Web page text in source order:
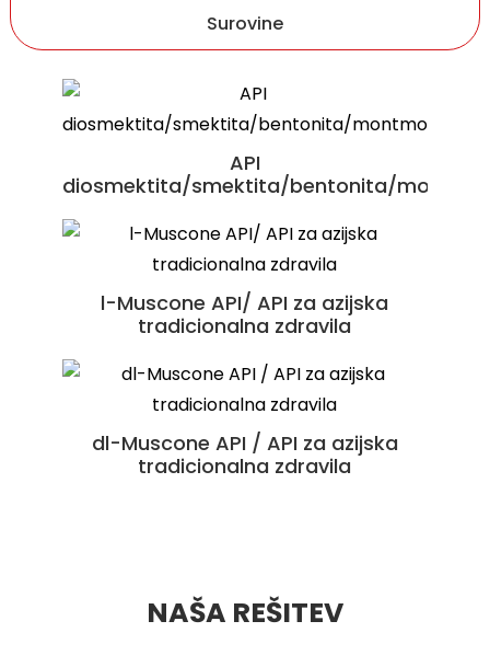
Surovine
API
diosmektita/smektita/bentonita/
l-Muscone API/ API za azijska
tradicionalna zdravila
dl-Muscone API / API za azijska
tradicionalna zdravila
Ergotionein
Shexiangxintongning Pian
Suhexiang Wan
Nedenaturiran kolagen tipa II (UC II)
za rast novih kosti
Antarktično krilovo olje / prehranske
surovine
NAŠA REŠITEV